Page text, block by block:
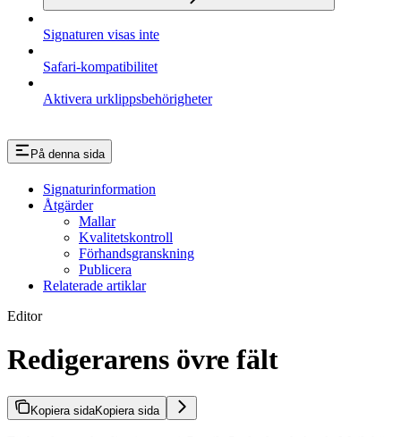
Signaturen visas inte
Safari-kompatibilitet
Aktivera urklippsbehörigheter
På denna sida
Signaturinformation
Åtgärder
Mallar
Kvalitetskontroll
Förhandsgranskning
Publicera
Relaterade artiklar
Editor
Redigerarens övre fält
Kopiera sidaKopiera sida